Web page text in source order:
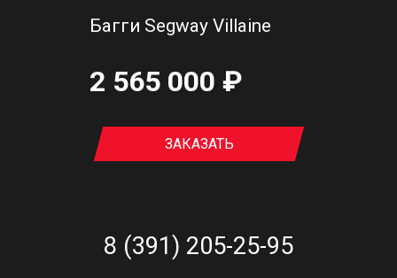
Багги Segway Villaine
2 565 000 ₽
ЗАКАЗАТЬ
8 (391) 205-25-95